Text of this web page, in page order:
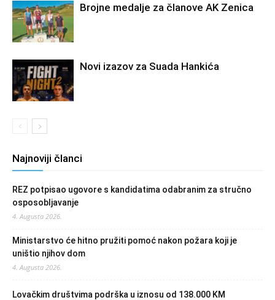
Brojne medalje za članove AK Zenica
Novi izazov za Suada Hankića
Najnoviji članci
REZ potpisao ugovore s kandidatima odabranim za stručno
osposobljavanje
4. Augusta 2026.
Ministarstvo će hitno pružiti pomoć nakon požara koji je
uništio njihov dom
4. Augusta 2026.
Lovačkim društvima podrška u iznosu od 138.000 KM